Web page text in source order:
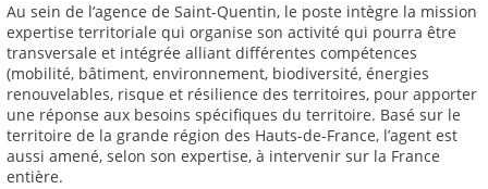
Au sein de l’agence de Saint-Quentin, le poste intègre la mission
expertise territoriale qui organise son activité qui pourra être
transversale et intégrée alliant différentes compétences
(mobilité, bâtiment, environnement, biodiversité, énergies
renouvelables, risque et résilience des territoires, pour apporter
une réponse aux besoins spécifiques du territoire. Basé sur le
territoire de la grande région des Hauts-de-France, l’agent est
aussi amené, selon son expertise, à intervenir sur la France
entière.